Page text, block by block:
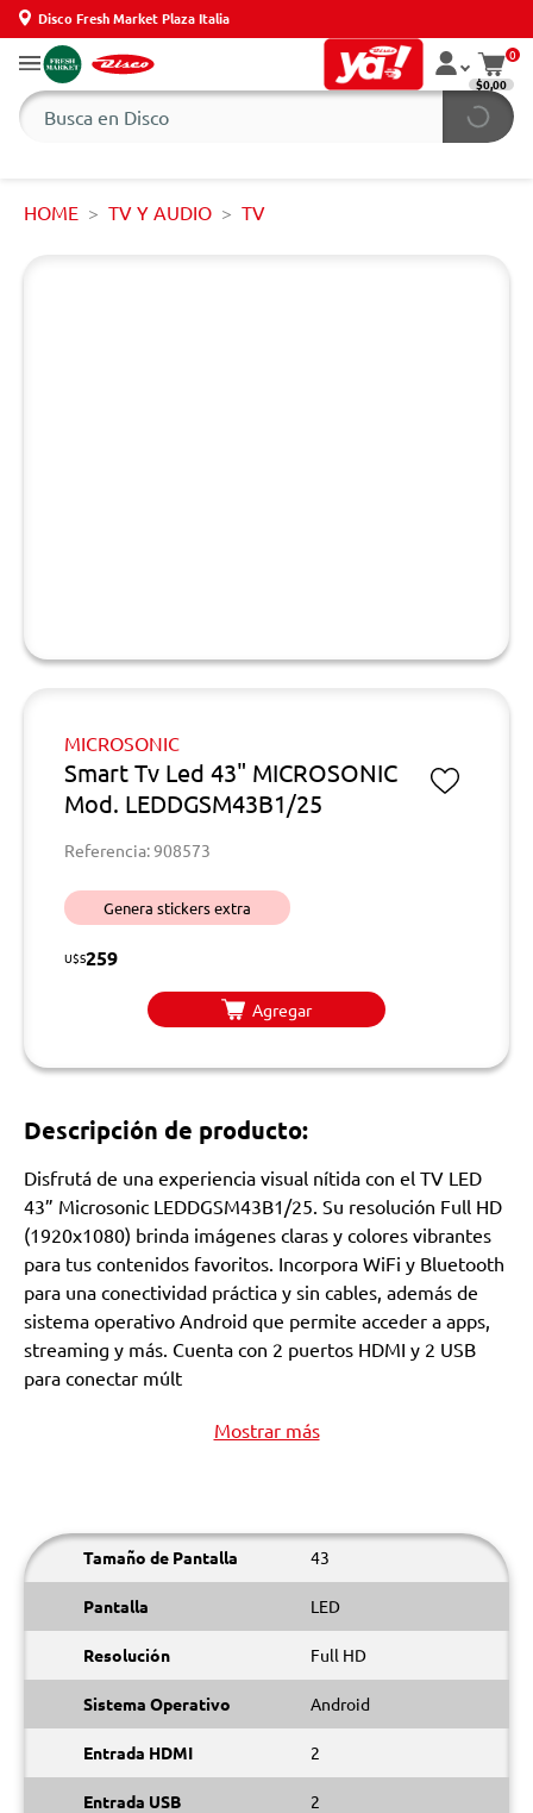
Disco Fresh Market Plaza Italia
0
$0,00
HOME TV Y AUDIO TV
MICROSONIC
Smart Tv Led 43" MICROSONIC
Mod. LEDDGSM43B1/25
Referencia: 908573
Genera stickers extra
U$S259
Agregar
Descripción de producto:
Disfrutá de una experiencia visual nítida con el TV LED
43” Microsonic LEDDGSM43B1/25. Su resolución Full HD
(1920x1080) brinda imágenes claras y colores vibrantes
para tus contenidos favoritos. Incorpora WiFi y Bluetooth
para una conectividad práctica y sin cables, además de
sistema operativo Android que permite acceder a apps,
streaming y más. Cuenta con 2 puertos HDMI y 2 USB
para conectar múlt
Mostrar más
Tamaño de Pantalla 43
Pantalla LED
Resolución Full HD
Sistema Operativo Android
Entrada HDMI 2
Entrada USB 2